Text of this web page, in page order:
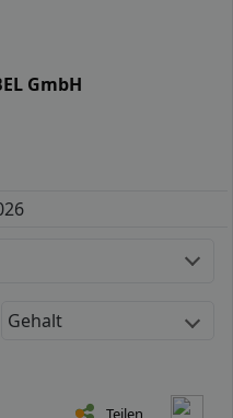
GmbH
Gehalt
Teilen